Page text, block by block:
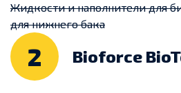
Жидкости и наполнители для
для нижнего бака
2 Bioforce